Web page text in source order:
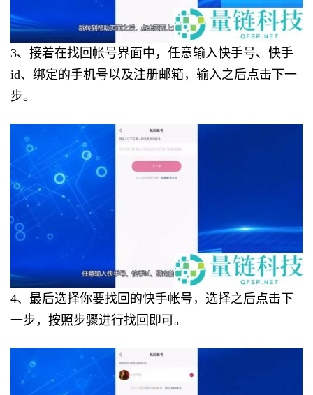
3、接着在找回帐号界面中，任意输入快手号、快手
id、绑定的手机号以及注册邮箱，输入之后点击下一
步。
4、最后选择你要找回的快手帐号，选择之后点击下
一步，按照步骤进行找回即可。